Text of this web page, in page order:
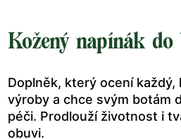
Kožený napínák
Doplněk, který ocení každý,
výroby a chce svým botám
péči. Prodlouží životnost i
obuvi.